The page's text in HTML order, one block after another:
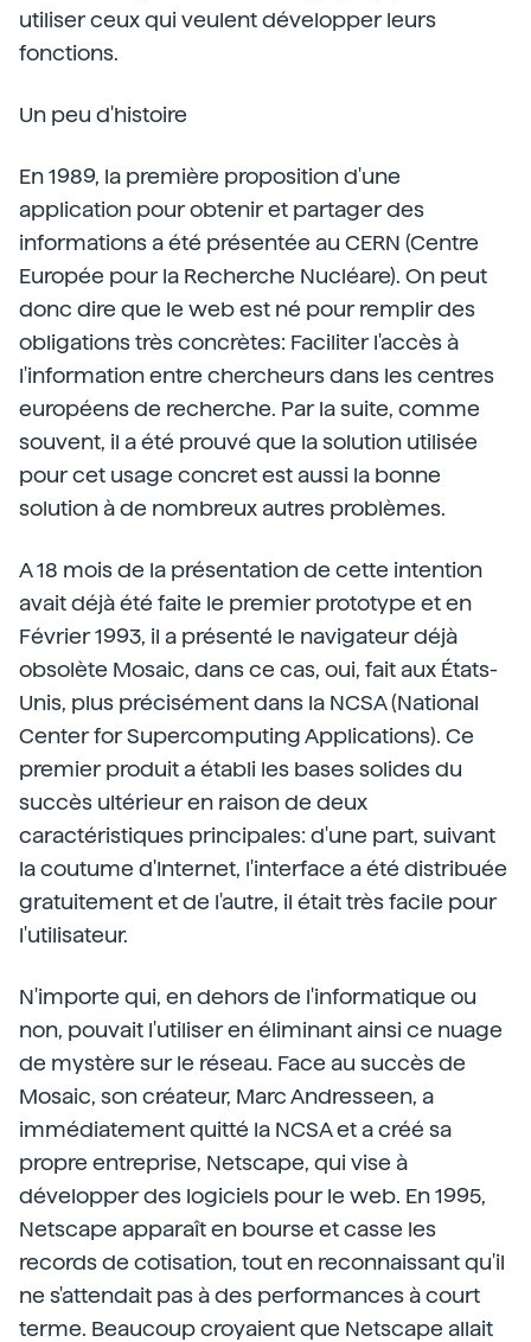
utiliser ceux qui veulent développer leurs
fonctions.
Un peu d'histoire
En 1989, la première proposition d'une
application pour obtenir et partager des
informations a été présentée au CERN (Centre
Europée pour la Recherche Nucléare). On peut
donc dire que le web est né pour remplir des
obligations très concrètes: Faciliter l'accès à
l'information entre chercheurs dans les centres
européens de recherche. Par la suite, comme
souvent, il a été prouvé que la solution utilisée
pour cet usage concret est aussi la bonne
solution à de nombreux autres problèmes.
A 18 mois de la présentation de cette intention
avait déjà été faite le premier prototype et en
Février 1993, il a présenté le navigateur déjà
obsolète Mosaic, dans ce cas, oui, fait aux États-
Unis, plus précisément dans la NCSA (National
Center for Supercomputing Applications). Ce
premier produit a établi les bases solides du
succès ultérieur en raison de deux
caractéristiques principales: d'une part, suivant
la coutume d'Internet, l'interface a été distribuée
gratuitement et de l'autre, il était très facile pour
l'utilisateur.
N'importe qui, en dehors de l'informatique ou
non, pouvait l'utiliser en éliminant ainsi ce nuage
de mystère sur le réseau. Face au succès de
Mosaic, son créateur, Marc Andresseen, a
immédiatement quitté la NCSA et a créé sa
propre entreprise, Netscape, qui vise à
développer des logiciels pour le web. En 1995,
Netscape apparaît en bourse et casse les
records de cotisation, tout en reconnaissant qu'il
ne s'attendait pas à des performances à court
terme. Beaucoup croyaient que Netscape allait